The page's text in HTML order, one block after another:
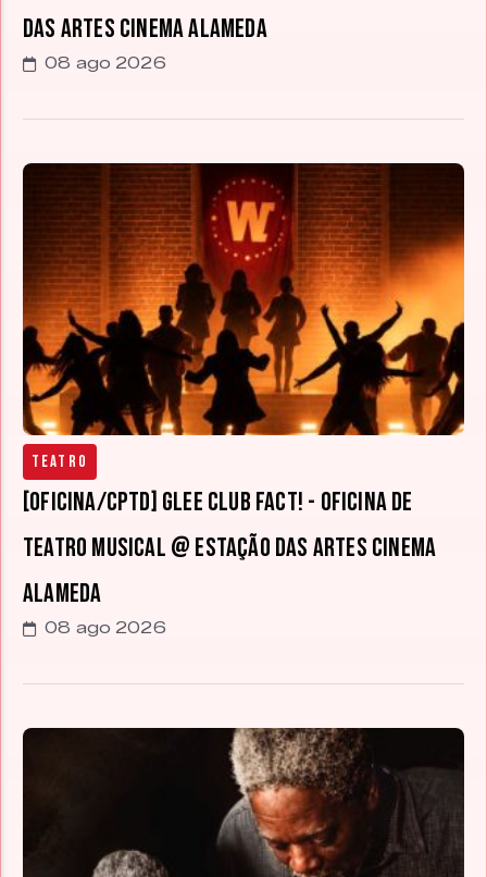
das Artes Cinema Alameda
08 ago 2026
Teatro
[OFICINA/CPTD] Glee Club FACT! - oficina de
teatro musical @ Estação das Artes Cinema
Alameda
08 ago 2026